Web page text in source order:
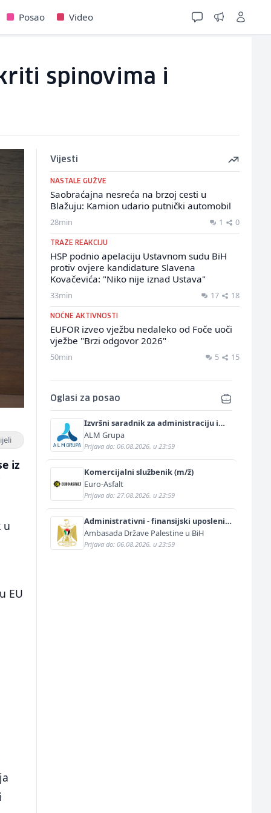
Posao Video
spinovima i
iz
u
EU
Vijesti
NASTALE GUŽVE
Saobraćajna nesreća na brzoj cesti u
Blažuju: Kamion udario putnički automobil
28min 1 0
TRAŽE REAKCIJU
HSP podnio apelaciju Ustavnom sudu BiH
protiv ovjere kandidature Slavena
Kovačevića: "Niko nije iznad Ustava"
33min 17 18
NOĆNE AKTIVNOSTI
EUFOR izveo vježbu nedaleko od Foče uoči
vježbe "Brzi odgovor 2026"
50min 5 15
Oglasi za posao
Izvršni saradnik za administraciju i
marketing (m/ž)
ALM Grupa
Prijava do: 06.08.2026. u 23:59
Komercijalni službenik (m/ž)
Euro-Asfalt
Prijava do: 27.08.2026. u 23:59
Administrativni - finansijski uposlenik
(m/ž)
Ambasada Države Palestine u BiH
Prijava do: 06.08.2026. u 23:59